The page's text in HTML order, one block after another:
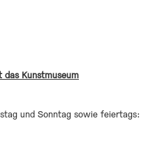
das Kunstmuseum
und Sonntag sowie feiertags: